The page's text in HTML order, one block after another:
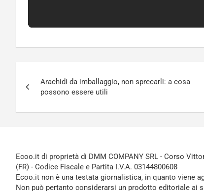
articoli
Arachidi da imballaggio, non sprecarli: a cosa
possono essere utili
Ecoo.it di proprietà di DMM COMPANY SRL - Corso
(FR) - Codice Fiscale e Partita I.V.A. 03144800608
Ecoo.it non è una testata giornalistica, in quanto viene
Non può pertanto considerarsi un prodotto editoriale ai